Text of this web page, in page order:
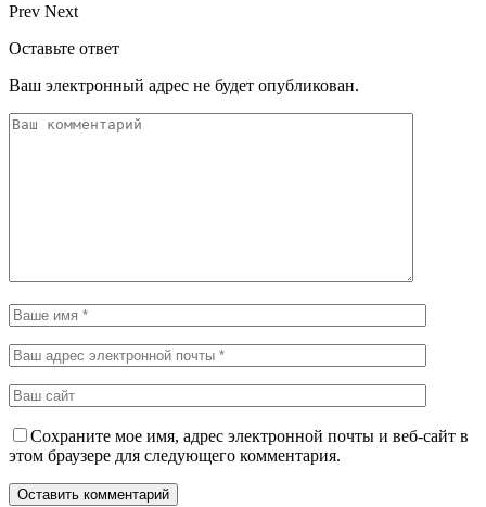
Prev Next
Оставьте ответ
Ваш электронный адрес не будет опубликован.
Сохраните мое имя, адрес электронной почты и веб-сайт в
этом браузере для следующего комментария.